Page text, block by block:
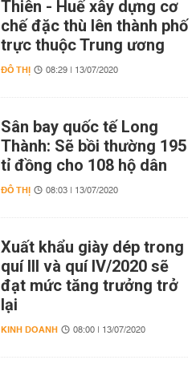
Thiên - Huế xây dựng cơ
chế đặc thù lên thành phố
trực thuộc Trung ương
ĐÔ THỊ 08:29 | 13/07/2020
Sân bay quốc tế Long
Thành: Sẽ bồi thường 195
tỉ đồng cho 108 hộ dân
ĐÔ THỊ 08:03 | 13/07/2020
Xuất khẩu giày dép trong
quí III và quí IV/2020 sẽ
đạt mức tăng trưởng trở
lại
KINH DOANH 08:00 | 13/07/2020